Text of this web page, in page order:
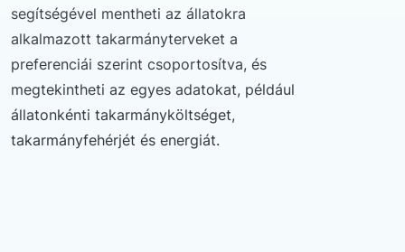
segítségével mentheti az állatokra
alkalmazott takarmányterveket a
preferenciái szerint csoportosítva, és
megtekintheti az egyes adatokat, például
állatonkénti takarmányköltséget,
takarmányfehérjét és energiát.